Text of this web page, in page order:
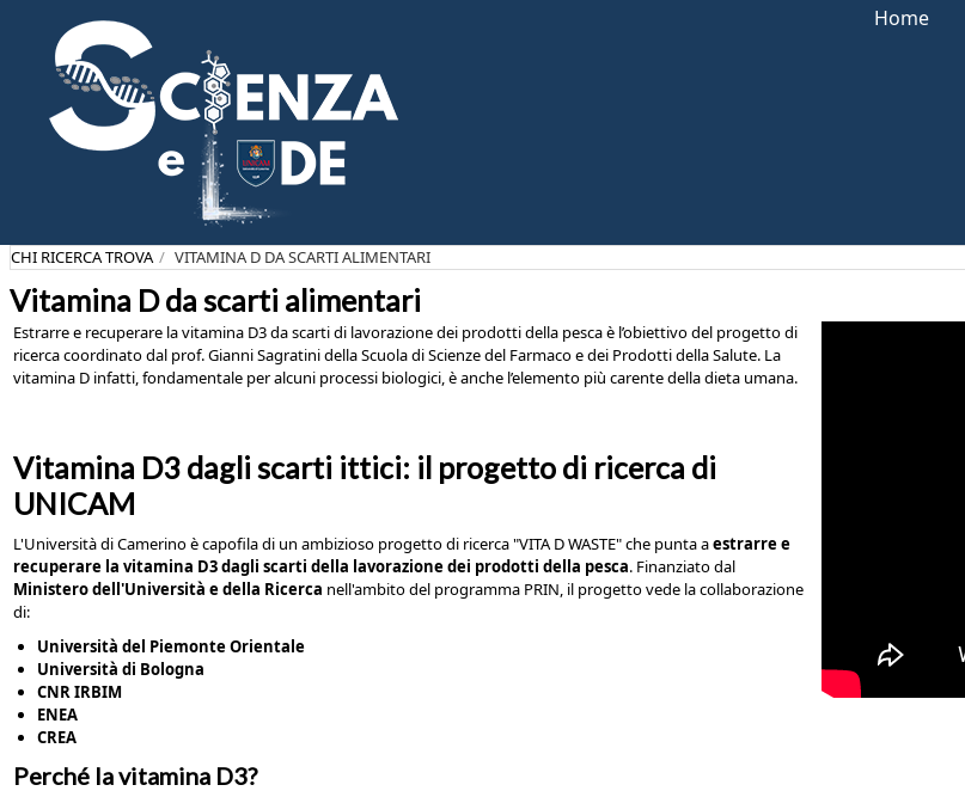
contenuto
principale
Home
CHI RICERCA TROVA VITAMINA D DA SCARTI ALIMENTARI
Vitamina D da scarti alimentari
Estrarre e recuperare la vitamina D3 da scarti di lavorazione dei prodotti della pesca è l’obiettivo del progetto di
ricerca coordinato dal prof. Gianni Sagratini della Scuola di Scienze del Farmaco e dei Prodotti della Salute. La
vitamina D infatti, fondamentale per alcuni processi biologici, è anche l’elemento più carente della dieta umana.
Vitamina D3 dagli scarti ittici: il progetto di ricerca di
UNICAM
L'Università di Camerino è capofila di un ambizioso progetto di ricerca "VITA D WASTE" che punta aestrarre e
recuperare la vitamina D3 dagli scarti della lavorazione dei prodotti della pesca. Finanziato dal
Ministero dell'Università e della Ricerca nell'ambito del programma PRIN, il progetto vede la collaborazione
di:
Università del Piemonte Orientale
Università di Bologna
CNR IRBIM
ENEA
CREA
Perché la vitamina D3?